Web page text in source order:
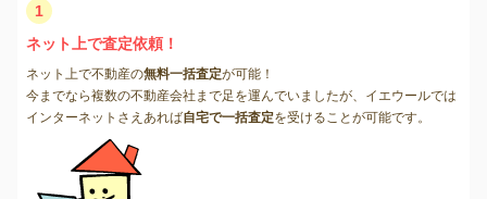
1
ネット上で査定依頼！
ネット上で不動産の無料一括査定が可能！
今までなら複数の不動産会社まで足を運んでいましたが、イエウールでは
インターネットさえあれば自宅で一括査定を受けることが可能です。